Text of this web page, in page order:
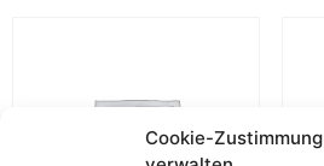
Cookie-Zustimmung